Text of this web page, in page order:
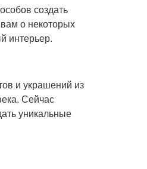
создать
о некоторых
интерьер.
и украшений из
Сейчас
уникальные